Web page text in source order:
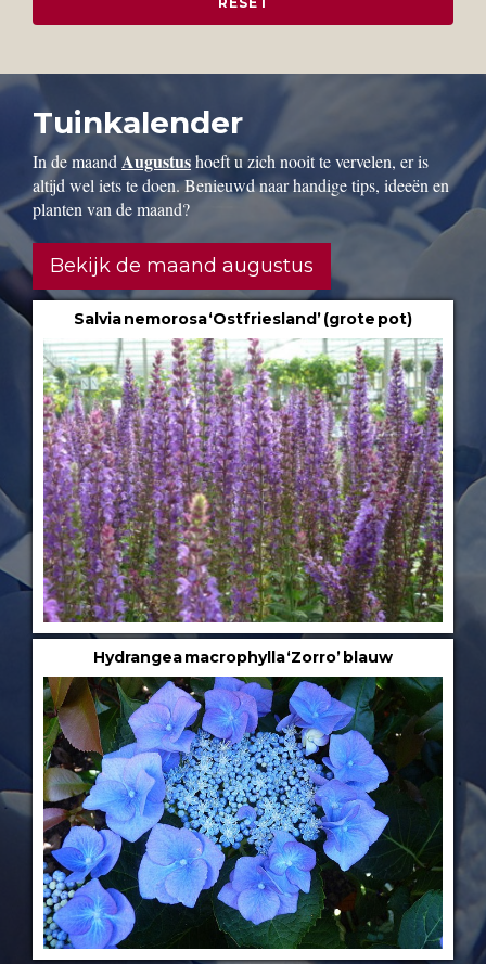
Tuinkalender
In de maand Augustushoeft u zich nooit te vervelen, er is
altijd wel iets te doen. Benieuwd naar handige tips, ideeën en
planten van de maand?
Bekijk de maand augustus
Salvia nemorosa ‘Ostfriesland’ (grote pot)
Hydrangea macrophylla ‘Zorro’ blauw